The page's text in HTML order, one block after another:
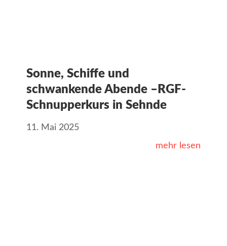
Sonne, Schiffe und
schwankende Abende –RGF-
Schnupperkurs in Sehnde
11. Mai 2025
mehr lesen